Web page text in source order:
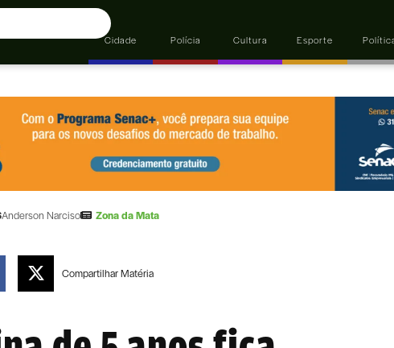
Cidade Polícia Cultura Esporte
Anderson Narciso Zona da Mata
CompartilharMatéria